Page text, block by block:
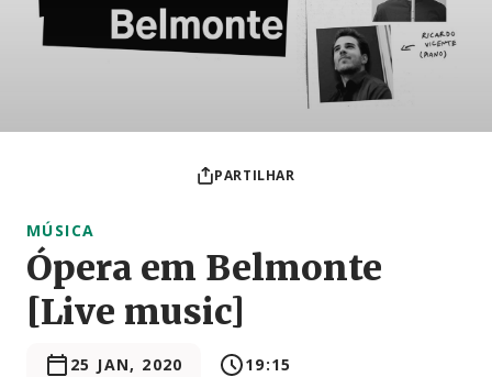
PARTILHAR
MÚSICA
Ópera em Belmonte
[Live music]
25 JAN, 2020 19:15